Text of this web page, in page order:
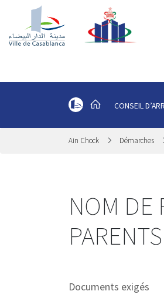
CONSEIL
Ain Chock Démarches
NOM DE
Documents exigés